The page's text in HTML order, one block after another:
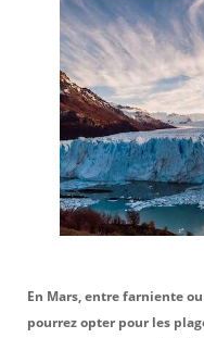
En Mars, entre farniente
pourrez opter pour les